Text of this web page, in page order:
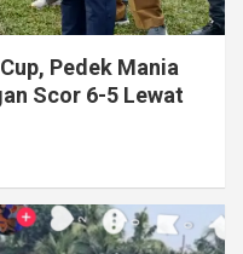
Pedek Mania
Scor 6-5 Lewat